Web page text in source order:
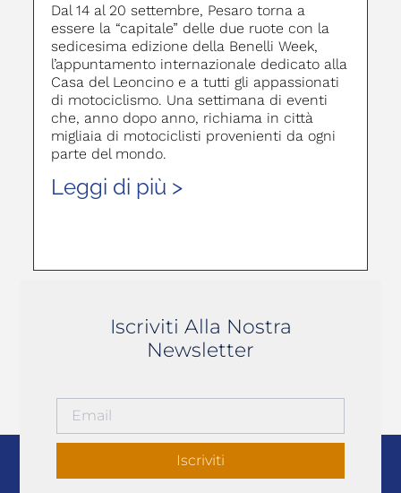
Dal 14 al 20 settembre, Pesaro torna a
essere la “capitale” delle due ruote con la
sedicesima edizione della Benelli Week,
l’appuntamento internazionale dedicato alla
Casa del Leoncino e a tutti gli appassionati
di motociclismo. Una settimana di eventi
che, anno dopo anno, richiama in città
migliaia di motociclisti provenienti da ogni
parte del mondo.
Leggi di più >
Iscriviti Alla Nostra
Newsletter
Iscriviti